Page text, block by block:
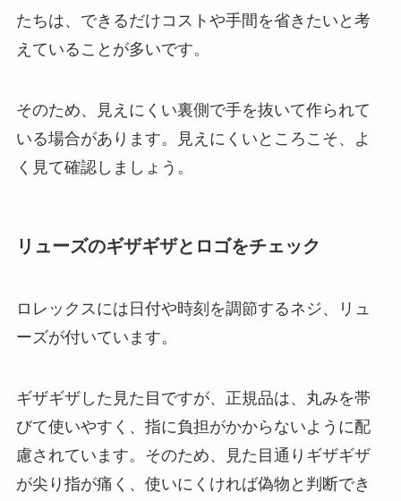
たちは、できるだけコストや手間を省きたいと考
えていることが多いです。
そのため、見えにくい裏側で手を抜いて作られて
いる場合があります。見えにくいところこそ、よ
く見て確認しましょう。
リューズのギザギザとロゴをチェック
ロレックスには日付や時刻を調節するネジ、リュ
ーズが付いています。
ギザギザした見た目ですが、正規品は、丸みを帯
びて使いやすく、指に負担がかからないように配
慮されています。そのため、見た目通りギザギザ
が尖り指が痛く、使いにくければ偽物と判断でき